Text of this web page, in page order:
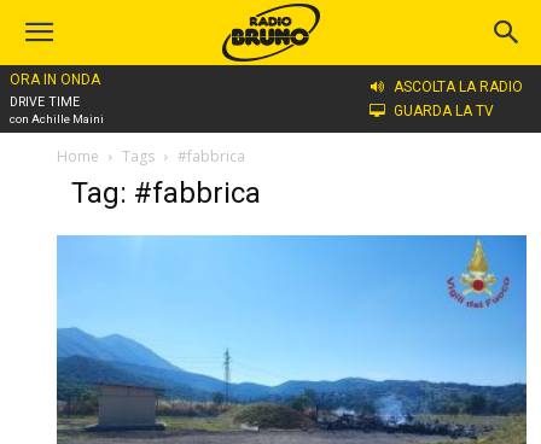
ORA IN ONDA
DRIVE TIME
con Achille Maini
ASCOLTA LA RADIO
GUARDA LA TV
Home Tags #fabbrica
Tag: #fabbrica